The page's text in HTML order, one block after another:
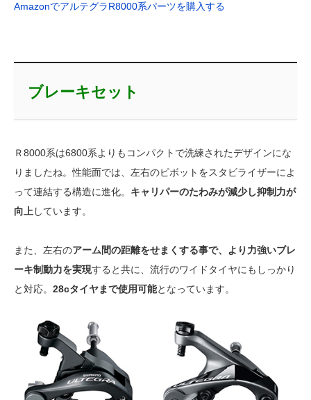
AmazonでアルテグラR8000系パーツを購入する
ブレーキセット
Ｒ8000系は6800系よりもコンパクトで洗練されたデザインにな
りましたね。性能面では、左右のピボットをスタビライザーによ
って連結する構造に進化。 キャリパーのたわみが減少し抑制力が
向上 しています。
また、左右のアーム間の距離をせまくする事で、より力強いブレ
ーキ制動力を実現すると共に、流行のワイドタイヤにもしっかり
と対応。 28cタイヤまで使用可能となっています。